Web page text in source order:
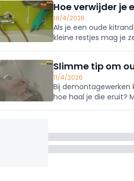
Hoe verwijder je
18/4/2026
Als je een oude
kleine restjes mag je
Slimme tip om
11/4/2026
Bij demontagewerken
hoe haal je die eruit?